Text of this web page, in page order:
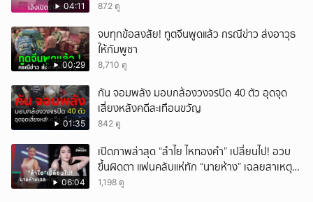
04:11 872 ดู
00:29
จบทุกข้อสงสัย! ทูตจีนพูดแล้ว กรณีข่าว ส่งอาวุธ
ให้กัมพูชา
8,710 ดู
01:35
กัน จอมพลัง มอบกล้องวงจรปิด 40 ตัว อุดจุด
เสี่ยงหลังคดีสะเทือนขวัญ
842 ดู
06:04
เปิดภาพล่าสุด “ลำไย ไหทองคำ” เปลี่ยนไป! อวบ
ขึ้นผิดตา แฟนคลับแห่ทัก “นายห้าง” เฉลยสาเหตุ
ชัด!
1,198 ดู